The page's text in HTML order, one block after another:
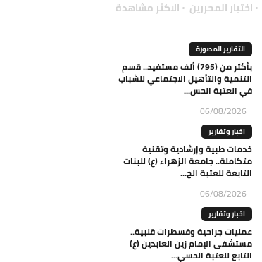
اختيار المحررين الاكثر مشاهدة
التقارير المصورة
بأكثر من (795) ألف مستفيد.. قسم
التنمية والتأهيل الاجتماعي للشباب
في العتبة الحس...
06/08/2026
اخبار وتقارير
خدمات طبية وإرشادية وتقنية
متكاملة.. جامعة الزهراء (ع) للبنات
التابعة للعتبة الح...
06/08/2026
اخبار وتقارير
عمليات جراحية وقسطرات قلبية..
مستشفى الإمام زين العابدين (ع)
التابع للعتبة الحسي...